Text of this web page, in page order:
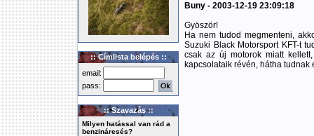
:: Címlista belépés ::
email:
pass:
:: Szavazás ::
Milyen hatással van rád a
benzináresés?
Buny - 2003-12-19 23:09:18
Gyöször!
Ha nem tudod megmenteni,
Suzuki Black Motorsport KFT-t
csak az új motorok miatt
kapcsolataik révén, hátha tudnak